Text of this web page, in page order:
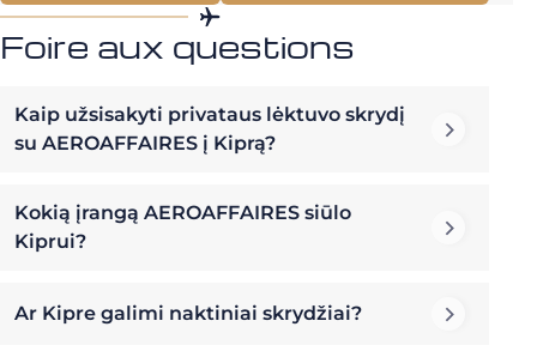
Foire aux questions
Kaip užsisakyti privataus lėktuvo skrydį
su AEROAFFAIRES į Kiprą?
Kokią įrangą AEROAFFAIRES siūlo
Kiprui?
Ar Kipre galimi naktiniai skrydžiai?